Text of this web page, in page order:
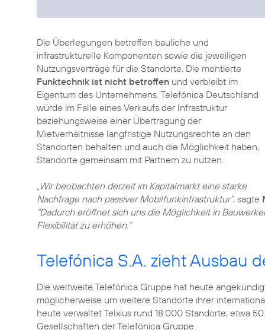
Die Überlegungen betreffen bauliche und
infrastrukturelle Komponenten sowie die jeweiligen
Nutzungsverträge für die Standorte. Die montierte
Funktechnik ist nicht betroffen und verbleibt im
Eigentum des Unternehmens. Telefónica Deutschland
würde im Falle eines Verkaufs der Infrastruktur
beziehungsweise einer Übertragung der
Mietverhältnisse langfristige Nutzungsrechte an den
Standorten behalten und auch die Möglichkeit haben,
Standorte gemeinsam mit Partnern zu nutzen.
„Wir beobachten derzeit im Kapitalmarkt eine starke
Nachfrage nach passiver Mobilfunkinfrastruktur“, sagte
"Dadurch eröffnet sich uns die Möglichkeit in
Flexibilität zu erhöhen.“
Telefónica S.A. zieht Ausbau
Die weltweite Telefónica Gruppe hat heute
möglicherweise um weitere Standorte ihrer
heute verwaltet Telxius rund 18.000 Standorte; etwa